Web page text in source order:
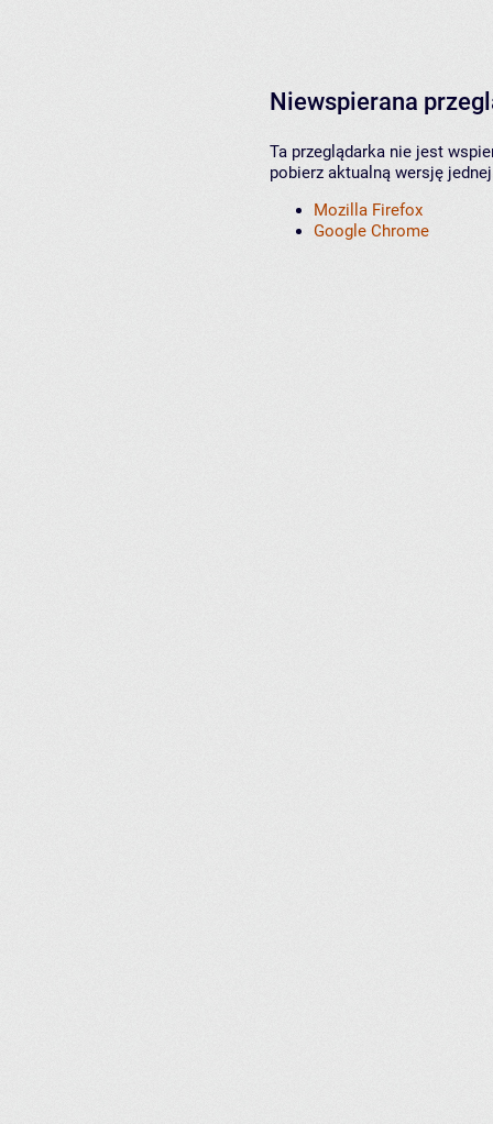
Niewspierana
Ta przeglądarka nie jest
pobierz aktualną wersję
Mozilla Firefox
Google Chrome